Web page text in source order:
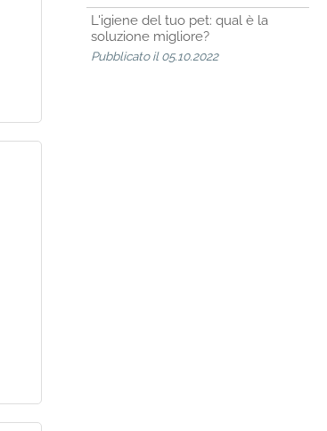
L'igiene del tuo pet: qual è la
soluzione migliore?
Pubblicato il 05.10.2022